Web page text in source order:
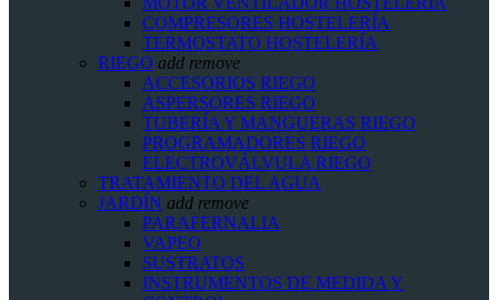
COMPRESORES HOSTELERÍA
TERMOSTATO HOSTELERÍA
RIEGO add remove
ACCESORIOS RIEGO
ASPERSORES RIEGO
TUBERÍA Y MANGUERAS RIEGO
PROGRAMADORES RIEGO
ELECTROVÁLVULA RIEGO
TRATAMIENTO DEL AGUA
JARDÍN add remove
PARAFERNALIA
VAPEO
SUSTRATOS
INSTRUMENTOS DE MEDIDA Y